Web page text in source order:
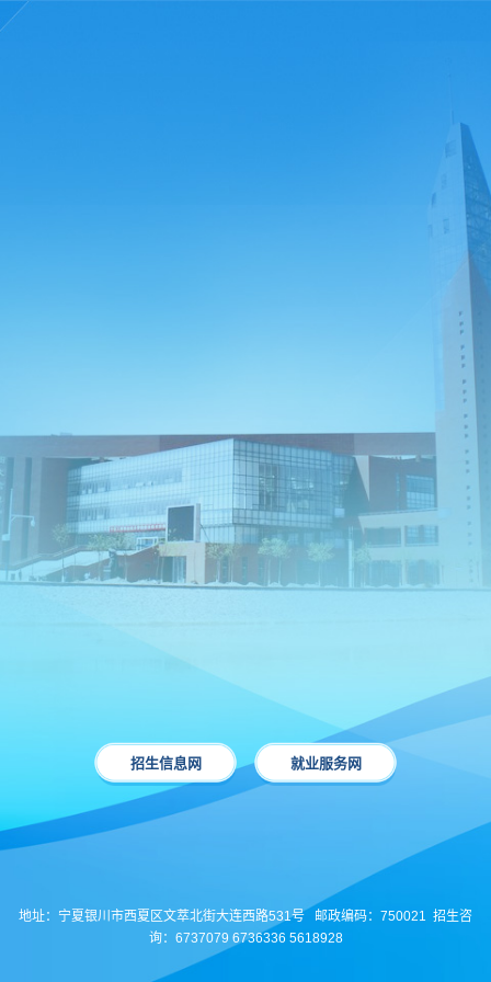
招生信息网 就业服务网
地址：宁夏银川市西夏区文萃北街大连西路531号 邮政编码：750021 招生咨
询：6737079 6736336 5618928